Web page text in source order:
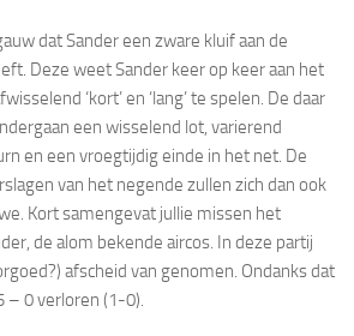
dat Sander een zware kluif aan de
Deze weet Sander keer op keer aan het
‘kort’ en ‘lang’ te spelen. De daar
een wisselend lot, varierend
en een vroegtijdig einde in het net. De
van het negende zullen zich dan ook
Kort samengevat jullie missen het
de alom bekende aircos. In deze partij
afscheid van genomen. Ondanks dat
– 0 verloren (1-0).